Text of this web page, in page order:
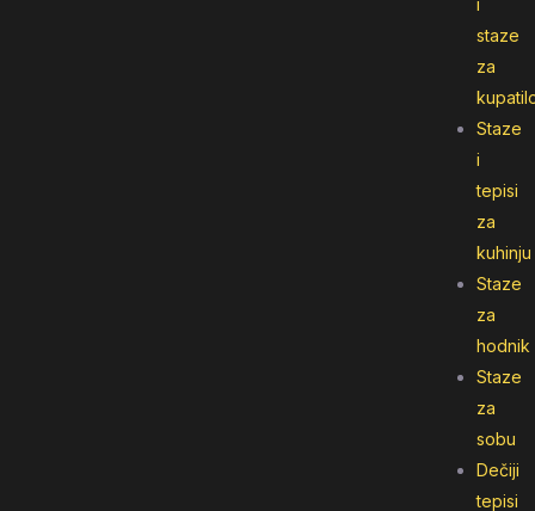
i
staze
za
Staze
i
tepisi
za
kuhinju
Staze
za
hodnik
Staze
za
sobu
Dečiji
tepisi